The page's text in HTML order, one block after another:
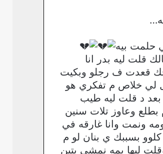
حلمت بيه
قلت ليه بدر انا
قعدت ف رجلو وبكيت
لي خلاص م تفكري هو
بعد د قلت ليه طيب
وعاوز تلات سنين
ونمت وانا غارقه في
بسببك ي بنان لو م
ليها يمه نمشي بتين